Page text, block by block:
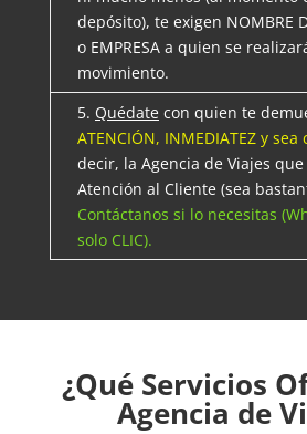
depósito), te exigen NOMBRE
o EMPRESA a quien se
movimiento.
5. Quédatecon quien te
ATENCIÓN, INMEDIATEZ y
decir, la Agencia de Viajes
Atención al Cliente (sea
Contáctanos si lo necesitas
solo CLIC).
¿Qué Servicios
Agencia de